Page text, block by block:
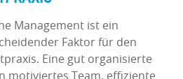
Management ist ein
Faktor für den
Eine gut organisierte
motiviertes Team, effiziente